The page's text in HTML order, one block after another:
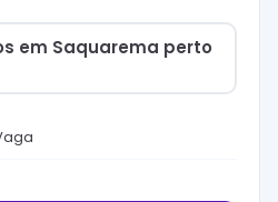
em Saquarema perto